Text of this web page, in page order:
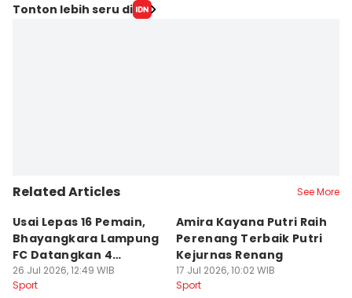
Tonton lebih seru di
Related Articles See More
Usai Lepas 16 Pemain,
Bhayangkara Lampung
FC Datangkan 4
Rekrutan
26 Jul 2026, 12:49 WIB
Sport
Amira Kayana Putri Raih
Perenang Terbaik Putri
Kejurnas Renang
17 Jul 2026, 10:02 WIB
Sport